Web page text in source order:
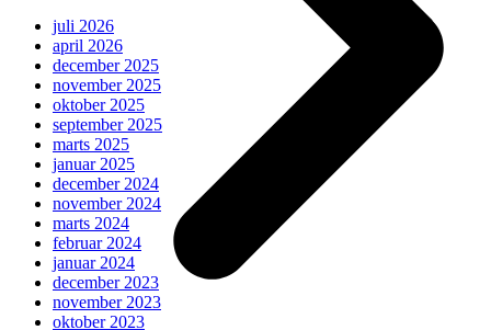
juli 2026
april 2026
december 2025
november 2025
oktober 2025
september 2025
marts 2025
januar 2025
december 2024
november 2024
marts 2024
februar 2024
januar 2024
december 2023
november 2023
oktober 2023